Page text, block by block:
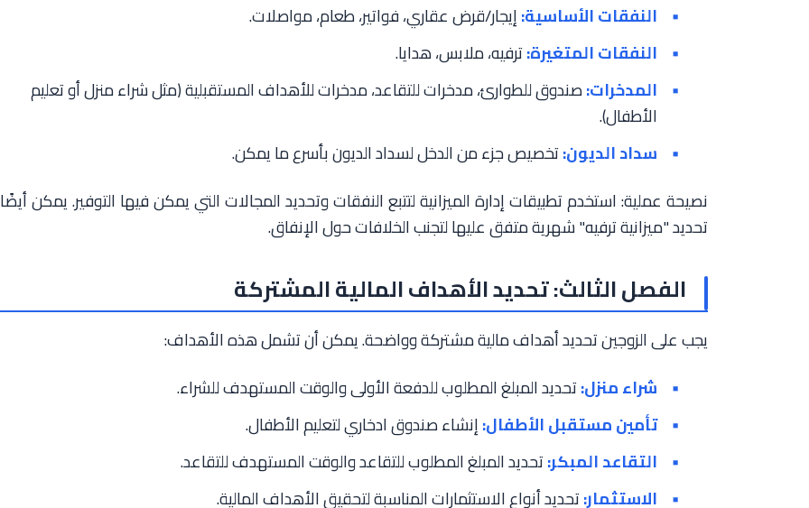
النفقات الأساسية:إيجار/قرض عقاري، فواتير، طعام، مواصلات.
النفقات المتغيرة:ترفيه، ملابس، هدايا.
المدخرات:صندوق للطوارئ، مدخرات للتقاعد، مدخرات للأهداف المستقبلية (مثل شراء منزل أو تعليم
الأطفال).
سداد الديون:تخصيص جزء من الدخل لسداد الديون بأسرع ما يمكن.
نصيحة عملية: استخدم تطبيقات إدارة الميزانية لتتبع النفقات وتحديد المجالات التي يمكن فيها التوفير. يمكن أيضًا
تحديد "ميزانية ترفيه" شهرية متفق عليها لتجنب الخلافات حول الإنفاق.
الفصل الثالث: تحديد الأهداف المالية المشتركة
يجب على الزوجين تحديد أهداف مالية مشتركة وواضحة. يمكن أن تشمل هذه الأهداف:
شراء منزل:تحديد المبلغ المطلوب للدفعة الأولى والوقت المستهدف للشراء.
تأمين مستقبل الأطفال:إنشاء صندوق ادخاري لتعليم الأطفال.
التقاعد المبكر:تحديد المبلغ المطلوب للتقاعد والوقت المستهدف للتقاعد.
الاستثمار:تحديد أنواع الاستثمارات المناسبة لتحقيق الأهداف المالية.